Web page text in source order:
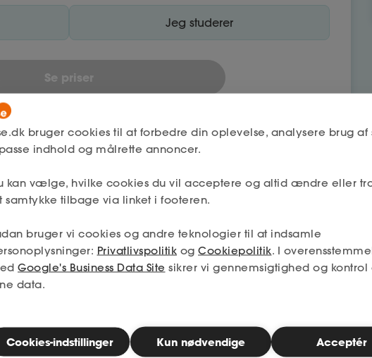
Jeg studerer
Se priser
jobbet
Nej
Nej
bruger cookies til at forbedre din oplevelse, analysere brug af
indhold og målrette annoncer.
kan vælge, hvilke cookies du vil acceptere og altid ændre eller
samtykke tilbage via linket i footeren.
bruger vi cookies og andre teknologier til at indsamle
Privatlivspolitik og Cookiepolitik. I
Google's Business Data Site sikrer vi gennemsigtighed og kontrol
data.
Cookies-indstillinger Kun nødvendige Acceptér